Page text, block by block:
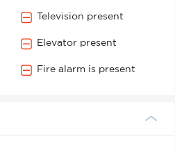
Television present
Elevator present
Fire alarm is present